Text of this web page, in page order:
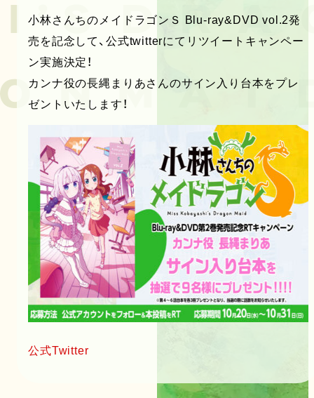
小林さんちのメイドラゴンＳ Blu-ray&DVD vol.2発
売を記念して、公式twitterにてリツイートキャンペー
ン実施決定！
カンナ役の長縄まりあさんのサイン入り台本をプレ
ゼントいたします！
公式Twitter